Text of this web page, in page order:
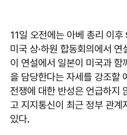
11일 오전에는 아베 총리 이
미국 상·하원 합동회의에서
이 연설에서 일본이 미국과 함
을 담당한다는 자세를 강조할
전쟁에 대한 반성은 언급하지
고 지지통신이 최근 정부 관계
있다.